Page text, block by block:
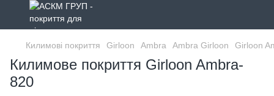
Килимові покриття Girloon Ambra Ambra Girloon Girloon
Килимове покриття Girloon Ambra-
820